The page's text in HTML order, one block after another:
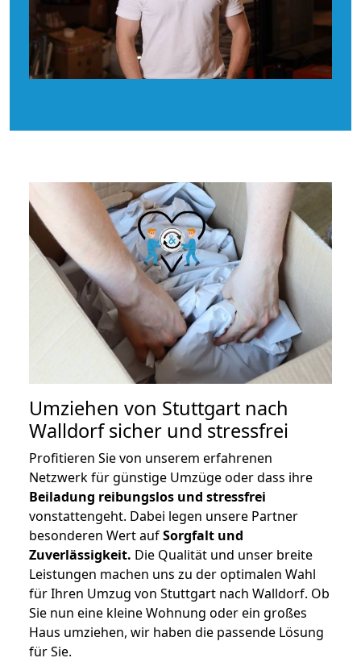
Umziehen von Stuttgart nach
Walldorfsicher und stressfrei
Profitieren Sie von unserem erfahrenen
Netzwerk für günstige Umzüge oder dass ihre
Beiladung reibungslos und stressfrei
vonstattengeht. Dabei legen unsere Partner
besonderen Wert aufSorgfalt und
Zuverlässigkeit. Die Qualität und unser breite
Leistungen machen uns zu der optimalen Wahl
für Ihren Umzug von Stuttgart nach Walldorf. Ob
Sie nun eine kleine Wohnung oder ein großes
Haus umziehen, wir haben die passende Lösung
für Sie.